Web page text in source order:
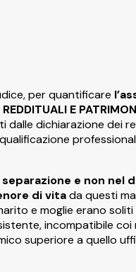
per quantificare
E
dichiarazione dei
separazione e non nel
di vitada questi
e moglie erano
incompatibile
superiore a quello